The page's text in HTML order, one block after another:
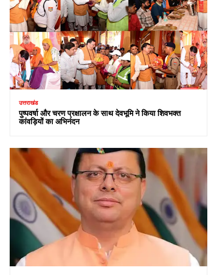
उत्तराखंड
पुष्पवर्षा और चरण प्रक्षालन के साथ देवभूमि ने किया शिवभक्त
कांवड़ियों का अभिनंदन